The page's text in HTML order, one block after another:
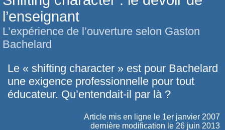
l’enseignant
L’expérience de l’ouverture selon Gaston
Bachelard
Le « shifting character » est pour Bachelard
une exigence professionnelle pour tout
éducateur. Qu’entendait-il par là ?
Article mis en ligne le 1er janvier 2007
dernière modification le 26 juin 2013